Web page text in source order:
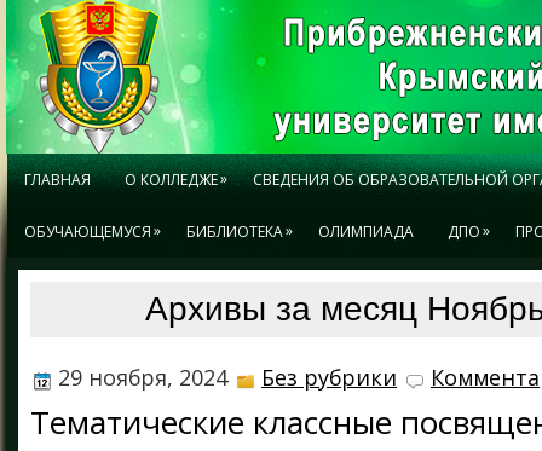
ГЛАВНАЯ О КОЛЛЕДЖЕ» СВЕДЕНИЯ ОБ ОБРАЗОВАТЕЛЬНОЙ
ОБУЧАЮЩЕМУСЯ» БИБЛИОТЕКА» ОЛИМПИАДА ДПО»
Архивы за месяц
29 ноября, 2024 Без рубрики
Тематические классные